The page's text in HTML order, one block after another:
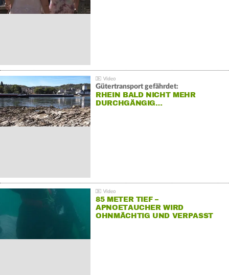
Gütertransport gefährdet:
RHEIN BALD NICHT MEHR
DURCHGÄNGIG…
85 METER TIEF –
APNOETAUCHER WIRD
OHNMÄCHTIG UND VERPASST